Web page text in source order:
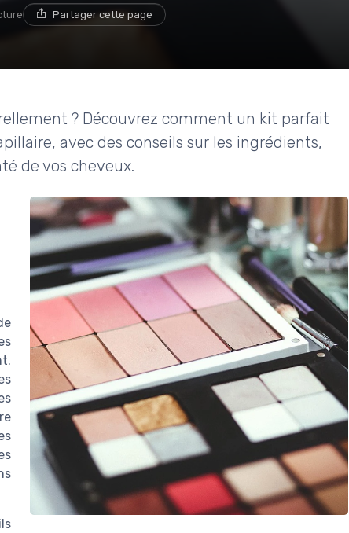
Partager cette page
? Découvrez comment un kit parfait
avec des conseils sur les ingrédients,
de vos cheveux.